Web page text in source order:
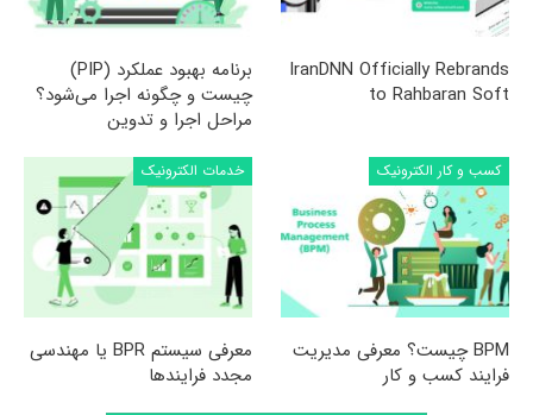
IranDNN Officially Rebrands
to Rahbaran Soft
برنامه بهبود عملکرد (PIP)
چیست و چگونه اجرا می‌شود؟
مراحل اجرا و تدوین
کسب و کار الکترونیک
BPM چیست؟ معرفی مدیریت
فرایند کسب و کار
خدمات الکترونیک
معرفی سیستم BPR یا مهندسی
مجدد فرایندها